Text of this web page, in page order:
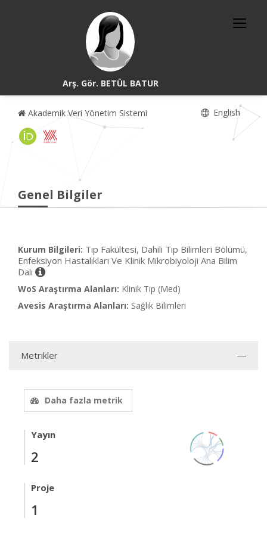
Arş. Gör. BETÜL BATUR
Akademik Veri Yönetim Sistemi English
Genel Bilgiler
Kurum Bilgileri: Tıp Fakültesi, Dahili Tıp Bilimleri Bölümü,
Enfeksiyon Hastalıkları Ve Klinik Mikrobiyoloji Ana Bilim
Dalı
WoS Araştırma Alanları: Klinik Tıp (Med)
Avesis Araştırma Alanları: Sağlık Bilimleri
Metrikler
Daha fazla metrik
Yayın
2
Proje
1